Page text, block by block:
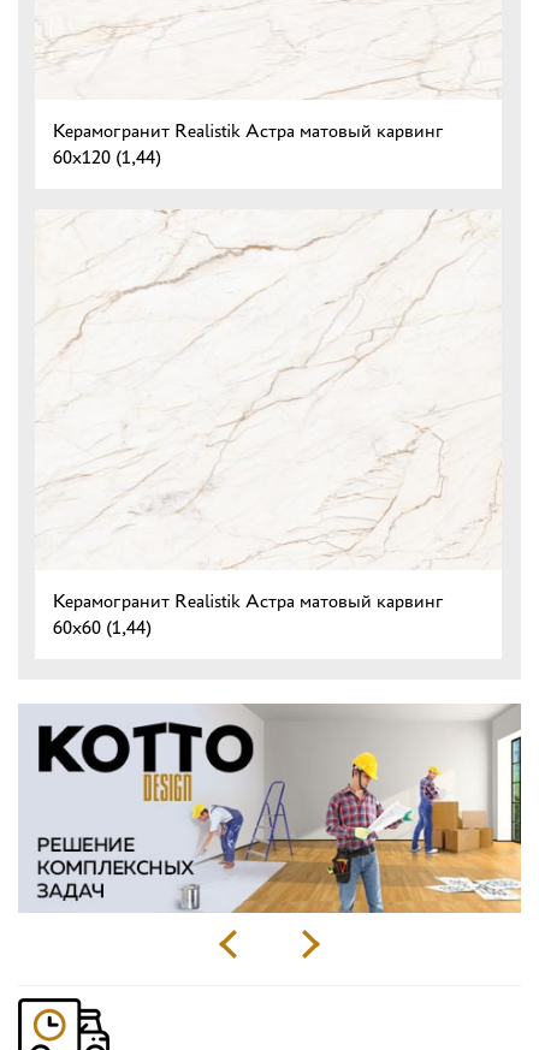
Керамогранит Realistik Астра матовый карвинг
60x120 (1,44)
Керамогранит Realistik Астра матовый карвинг
60x60 (1,44)